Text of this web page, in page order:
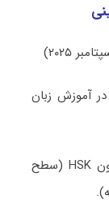
۲۰۲۵)
آموزش زبان
حداقل ۲۰۰ در آزمون HSK (سطح